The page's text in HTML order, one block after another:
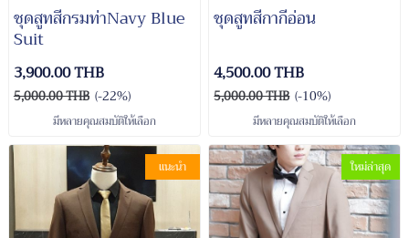
ชุดสูทสีกรมท่าNavy Blue
Suit
3,900.00 THB
5,000.00 THB (-22%)
มีหลายคุณสมบัติให้เลือก
ชุดสูทสีกากีอ่อน
4,500.00 THB
5,000.00 THB (-10%)
มีหลายคุณสมบัติให้เลือก
แนะนำ ใหม่ล่าสุด